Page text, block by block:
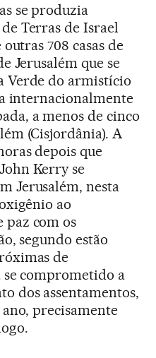
se produzia
Terras de Israel
708 casas de
Jerusalém que se
Verde do armistício
internacionalmente
a menos de cinco
(Cisjordânia). A
depois que
Kerry se
Jerusalém, nesta
ao
com os
segundo estão
de
comprometido a
dos assentamentos,
precisamente